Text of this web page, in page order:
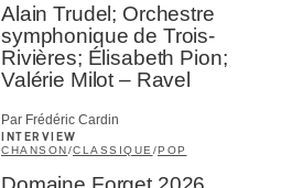
Alain Trudel; Orchestre
symphonique de Trois-
Rivières; Élisabeth Pion;
Valérie Milot – Ravel
Par Frédéric Cardin
INTERVIEW
CHANSON /CLASSIQUE/POP